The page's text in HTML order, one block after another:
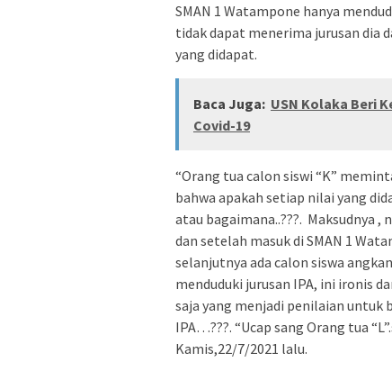
SMAN 1 Watampone hanya
tidak dapat menerima jurusan dia
yang didapat.
Baca Juga: USN Kolaka Beri
Covid-19
“Orang tua calon siswi “K”
bahwa apakah setiap nilai yang
atau bagaimana..???. Maksudnya
dan setelah masuk di SMAN 1
selanjutnya ada calon siswa
menduduki jurusan IPA, ini ironis
saja yang menjadi penilaian untuk
IPA…???. “Ucap sang Orang tua
Kamis,22/7/2021 lalu.